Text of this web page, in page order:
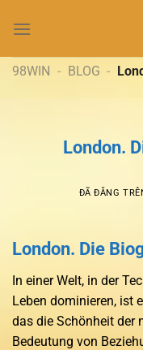
đến
dung98WIN - BLOG -
London.
ĐÃ ĐĂNG
London. Die
In einer Welt, in der
Leben dominieren, ist
das die Schönheit der
Bedeutung von